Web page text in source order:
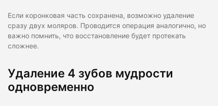
Если коронковая часть сохранена, возможно удаление
сразу двух моляров. Проводится операция аналогично, но
важно помнить, что восстановление будет протекать
сложнее.
Удаление 4 зубов мудрости
одновременно